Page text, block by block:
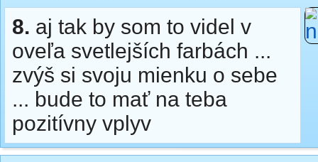
8. aj tak by som to videl v
oveľa svetlejších farbách ...
zvýš si svoju mienku o sebe
... bude to mať na teba
pozitívny vplyv